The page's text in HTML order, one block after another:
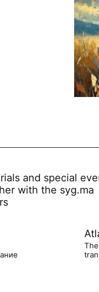
and special
with the syg.ma